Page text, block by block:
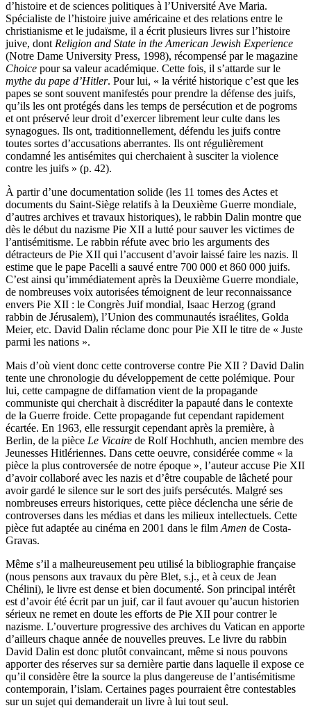
d’histoire et de sciences politiques à l’Université Ave Maria.
Spécialiste de l’histoire juive américaine et des relations entre le
christianisme et le judaïsme, il a écrit plusieurs livres sur l’histoire
juive, dont Religion and State in the American Jewish Experience
(Notre Dame University Press, 1998), récompensé par le magazine
Choice pour sa valeur académique. Cette fois, il s’attarde sur le
mythe du pape d’Hitler. Pour lui, « la vérité historique c’est que les
papes se sont souvent manifestés pour prendre la défense des juifs,
qu’ils les ont protégés dans les temps de persécution et de pogroms
et ont préservé leur droit d’exercer librement leur culte dans les
synagogues. Ils ont, traditionnellement, défendu les juifs contre
toutes sortes d’accusations aberrantes. Ils ont régulièrement
condamné les antisémites qui cherchaient à susciter la violence
contre les juifs » (p. 42).
À partir d’une documentation solide (les 11 tomes des Actes et
documents du Saint-Siège relatifs à la Deuxième Guerre mondiale,
d’autres archives et travaux historiques), le rabbin Dalin montre que
dès le début du nazisme Pie XII a lutté pour sauver les victimes de
l’antisémitisme. Le rabbin réfute avec brio les arguments des
détracteurs de Pie XII qui l’accusent d’avoir laissé faire les nazis. Il
estime que le pape Pacelli a sauvé entre 700 000 et 860 000 juifs.
C’est ainsi qu’immédiatement après la Deuxième Guerre mondiale,
de nombreuses voix autorisées témoignent de leur reconnaissance
envers Pie XII : le Congrès Juif mondial, Isaac Herzog (grand
rabbin de Jérusalem), l’Union des communautés israélites, Golda
Meier, etc. David Dalin réclame donc pour Pie XII le titre de « Juste
parmi les nations ».
Mais d’où vient donc cette controverse contre Pie XII ? David Dalin
tente une chronologie du développement de cette polémique. Pour
lui, cette campagne de diffamation vient de la propagande
communiste qui cherchait à discréditer la papauté dans le contexte
de la Guerre froide. Cette propagande fut cependant rapidement
écartée. En 1963, elle ressurgit cependant après la première, à
Berlin, de la pièce Le Vicaire de Rolf Hochhuth, ancien membre des
Jeunesses Hitlériennes. Dans cette oeuvre, considérée comme « la
pièce la plus controversée de notre époque », l’auteur accuse Pie XII
d’avoir collaboré avec les nazis et d’être coupable de lâcheté pour
avoir gardé le silence sur le sort des juifs persécutés. Malgré ses
nombreuses erreurs historiques, cette pièce déclencha une série de
controverses dans les médias et dans les milieux intellectuels. Cette
pièce fut adaptée au cinéma en 2001 dans le film Amen de Costa-
Gravas.
Même s’il a malheureusement peu utilisé la bibliographie française
(nous pensons aux travaux du père Blet, s.j., et à ceux de Jean
Chélini), le livre est dense et bien documenté. Son principal intérêt
est d’avoir été écrit par un juif, car il faut avouer qu’aucun historien
sérieux ne remet en doute les efforts de Pie XII pour contrer le
nazisme. L’ouverture progressive des archives du Vatican en apporte
d’ailleurs chaque année de nouvelles preuves. Le livre du rabbin
David Dalin est donc plutôt convaincant, même si nous pouvons
apporter des réserves sur sa dernière partie dans laquelle il expose ce
qu’il considère être la source la plus dangereuse de l’antisémitisme
contemporain, l’islam. Certaines pages pourraient être contestables
sur un sujet qui demanderait un livre à lui tout seul.